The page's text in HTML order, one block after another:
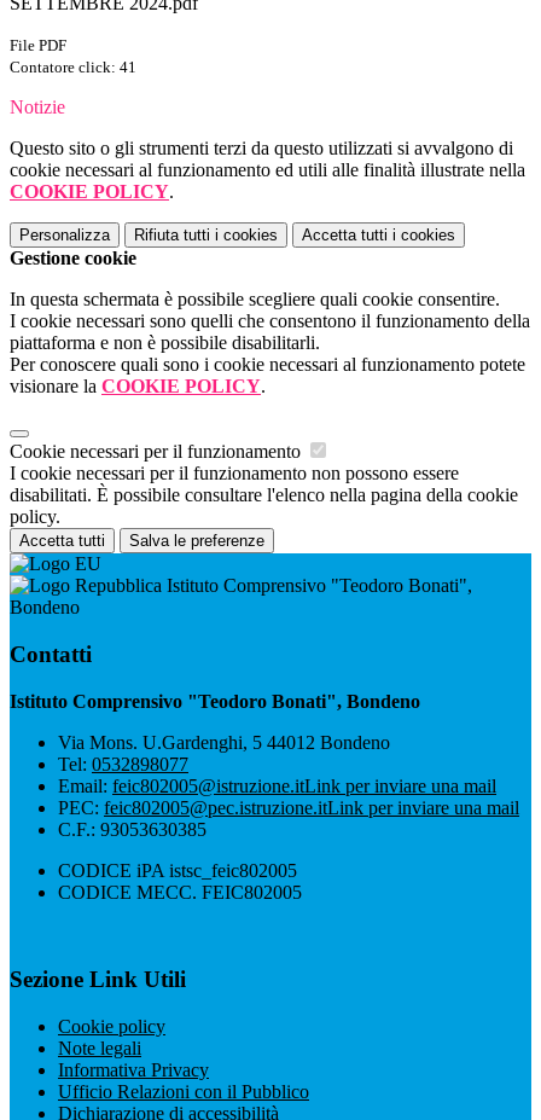
File PDF
Contatore click: 41
Notizie
Questo sito o gli strumenti terzi da questo utilizzati si avvalgono di
cookie necessari al funzionamento ed utili alle finalità illustrate nella
COOKIE POLICY.
Personalizza Rifiuta tutti i cookies Accetta tutti i cookies
Gestione cookie
In questa schermata è possibile scegliere quali cookie consentire.
I cookie necessari sono quelli che consentono il funzionamento della
piattaforma e non è possibile disabilitarli.
Per conoscere quali sono i cookie necessari al funzionamento potete
visionare la COOKIE POLICY.
Cookie necessari per il funzionamento
I cookie necessari per il funzionamento non possono essere
disabilitati. È possibile consultare l'elenco nella pagina della cookie
policy.
Accetta tutti Salva le preferenze
Istituto Comprensivo "Teodoro Bonati",
Bondeno
Contatti
Istituto Comprensivo "Teodoro Bonati", Bondeno
Via Mons. U.Gardenghi, 5 44012 Bondeno
Tel: 0532898077
Email: feic802005@istruzione.itLink per inviare una mail
PEC: feic802005@pec.istruzione.itLink per inviare una mail
C.F.: 93053630385
CODICE iPA istsc_feic802005
CODICE MECC. FEIC802005
Sezione Link Utili
Cookie policy
Note legali
Informativa Privacy
Ufficio Relazioni con il Pubblico
Dichiarazione di accessibilità